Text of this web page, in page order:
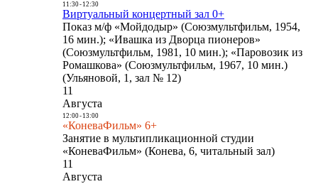
11:30- 12:30
Виртуальный концертный зал 0+
Показ м/ф «Мойдодыр» (Союзмультфильм, 1954,
16 мин.); «Ивашка из Дворца пионеров»
(Союзмультфильм, 1981, 10 мин.); «Паровозик из
Ромашкова» (Союзмультфильм, 1967, 10 мин.)
(Ульяновой, 1, зал № 12)
11
Августа
12:00- 13:00
«КоневаФильм» 6+
Занятие в мультипликационной студии
«КоневаФильм» (Конева, 6, читальный зал)
11
Августа